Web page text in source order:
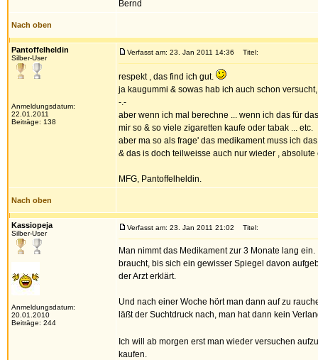
Bernd
Nach oben
Pantoffelheldin
Silber-User
Anmeldungsdatum:
22.01.2011
Beiträge: 138
Verfasst am: 23. Jan 2011 14:36 Titel:
respekt , das find ich gut.
ja kaugummi & sowas hab ich auch schon
-.-
aber wenn ich mal berechne ... wenn ich das für
mir so & so viele zigaretten kaufe oder tabak ... etc.
aber ma so als frage' das medikament muss ich
& das is doch teilweisse auch nur wieder ,
MFG, Pantoffelheldin.
Nach oben
Kassiopeja
Silber-User
Anmeldungsdatum:
20.01.2010
Beiträge: 244
Verfasst am: 23. Jan 2011 21:02 Titel:
Man nimmt das Medikament zur 3 Monate lang
braucht, bis sich ein gewisser Spiegel davon
der Arzt erklärt.
Und nach einer Woche hört man dann auf zu
läßt der Suchtdruck nach, man hat dann kein
Ich will ab morgen erst man wieder versuchen
kaufen.